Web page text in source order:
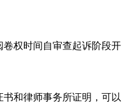
卷权时间自审查起诉阶段开
和律师事务所证明，可以